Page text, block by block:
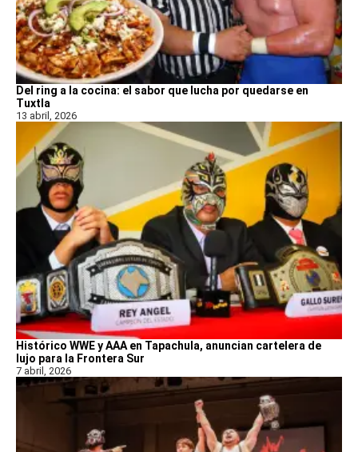
Del ring a la cocina: el sabor que lucha por quedarse en
Tuxtla
13 abril, 2026
Histórico WWE y AAA en Tapachula, anuncian cartelera de
lujo para la Frontera Sur
7 abril, 2026